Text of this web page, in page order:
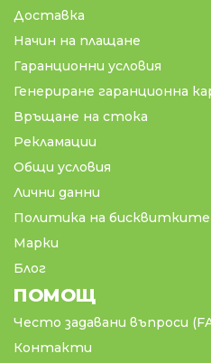
Доставка
Начин на плащане
Гаранционни условия
Генериране гаранционна
Връщане на стока
Рекламации
Общи условия
Лични данни
Политика на бисквитките
Марки
Блог
ПОМОЩ
Често задавани въпроси
Контакти